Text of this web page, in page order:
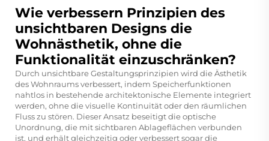
Wie verbessern Prinzipien des
unsichtbaren Designs die
Wohnästhetik, ohne die
Funktionalität einzuschränken?
Durch unsichtbare Gestaltungsprinzipien wird die Ästhetik
des Wohnraums verbessert, indem Speicherfunktionen
nahtlos in bestehende architektonische Elemente integriert
werden, ohne die visuelle Kontinuität oder den räumlichen
Fluss zu stören. Dieser Ansatz beseitigt die optische
Unordnung, die mit sichtbaren Ablageflächen verbunden
ist, und erhält gleichzeitig oder verbessert sogar die